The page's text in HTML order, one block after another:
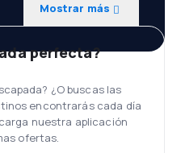
Mostrar más
perfecta?
¿O buscas las
encontrarás cada día
nuestra aplicación
ofertas.